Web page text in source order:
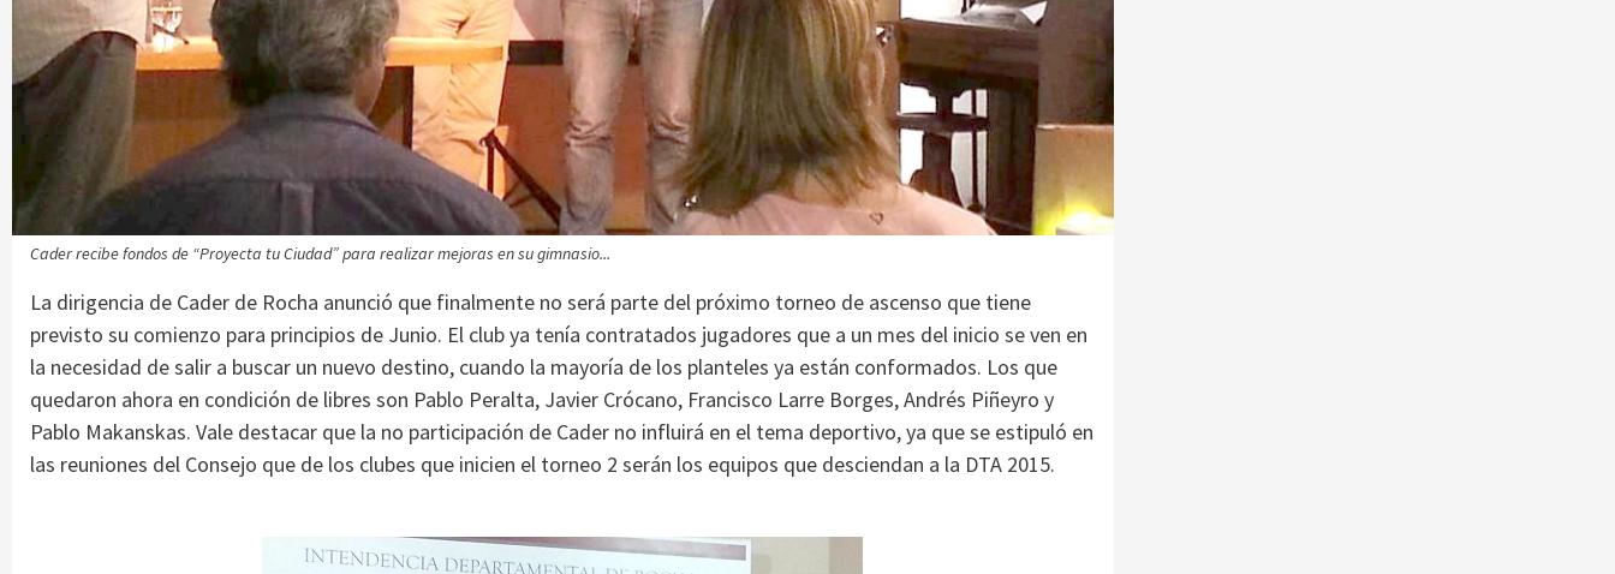
Cader recibe fondos de “Proyecta tu Ciudad” para realizar mejoras en su gimnasio...
La dirigencia de Cader de Rocha anunció que finalmente no será parte del próximo torneo de ascenso que tiene
previsto su comienzo para principios de Junio. El club ya tenía contratados jugadores que a un mes del inicio se ven en
la necesidad de salir a buscar un nuevo destino, cuando la mayoría de los planteles ya están conformados. Los que
quedaron ahora en condición de libres son Pablo Peralta, Javier Crócano, Francisco Larre Borges, Andrés Piñeyro y
Pablo Makanskas. Vale destacar que la no participación de Cader no influirá en el tema deportivo, ya que se estipuló en
las reuniones del Consejo que de los clubes que inicien el torneo 2 serán los equipos que desciendan a la DTA 2015.